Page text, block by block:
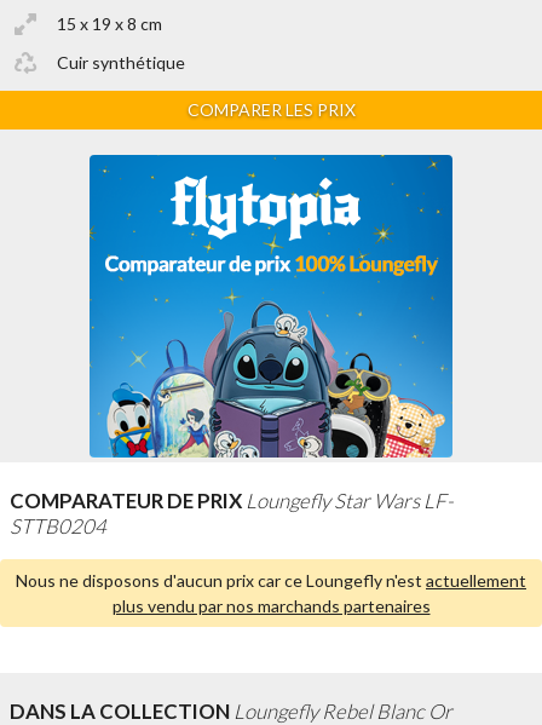
15 x 19 x 8 cm
Cuir synthétique
COMPARER LES PRIX
COMPARATEUR DE PRIX Loungefly Star Wars LF-
STTB0204
Nous ne disposons d'aucun prix car ce Loungefly n'est actuellement
plus vendu par nos marchands partenaires
DANS LA COLLECTION Loungefly Rebel Blanc Or